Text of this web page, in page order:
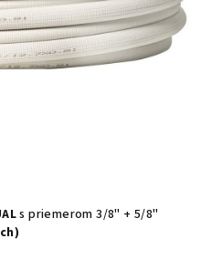
s priemerom 3/8" + 5/8"